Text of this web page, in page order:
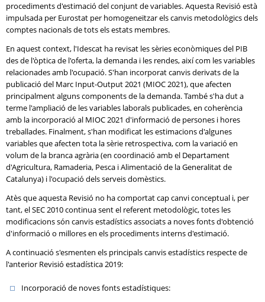
procediments d'estimació del conjunt de variables. Aquesta Revisió està
impulsada per Eurostat per homogeneïtzar els canvis metodològics dels
comptes nacionals de tots els estats membres.
En aquest context, l'Idescat ha revisat les sèries econòmiques del PIB
des de l'òptica de l'oferta, la demanda i les rendes, així com les variables
relacionades amb l'ocupació. S'han incorporat canvis derivats de la
publicació del Marc Input-Output 2021 (MIOC 2021), que afecten
principalment alguns components de la demanda. També s'ha dut a
terme l'ampliació de les variables laborals publicades, en coherència
amb la incorporació al MIOC 2021 d'informació de persones i hores
treballades. Finalment, s'han modificat les estimacions d'algunes
variables que afecten tota la sèrie retrospectiva, com la variació en
volum de la branca agrària (en coordinació amb el Departament
d'Agricultura, Ramaderia, Pesca i Alimentació de la Generalitat de
Catalunya) i l'ocupació dels serveis domèstics.
Atès que aquesta Revisió no ha comportat cap canvi conceptual i, per
tant, el SEC 2010 continua sent el referent metodològic, totes les
modificacions són canvis estadístics associats a noves fonts d'obtenció
d'informació o millores en els procediments interns d'estimació.
A continuació s'esmenten els principals canvis estadístics respecte de
l'anterior Revisió estadística 2019:
Incorporació de noves fonts estadístiques: